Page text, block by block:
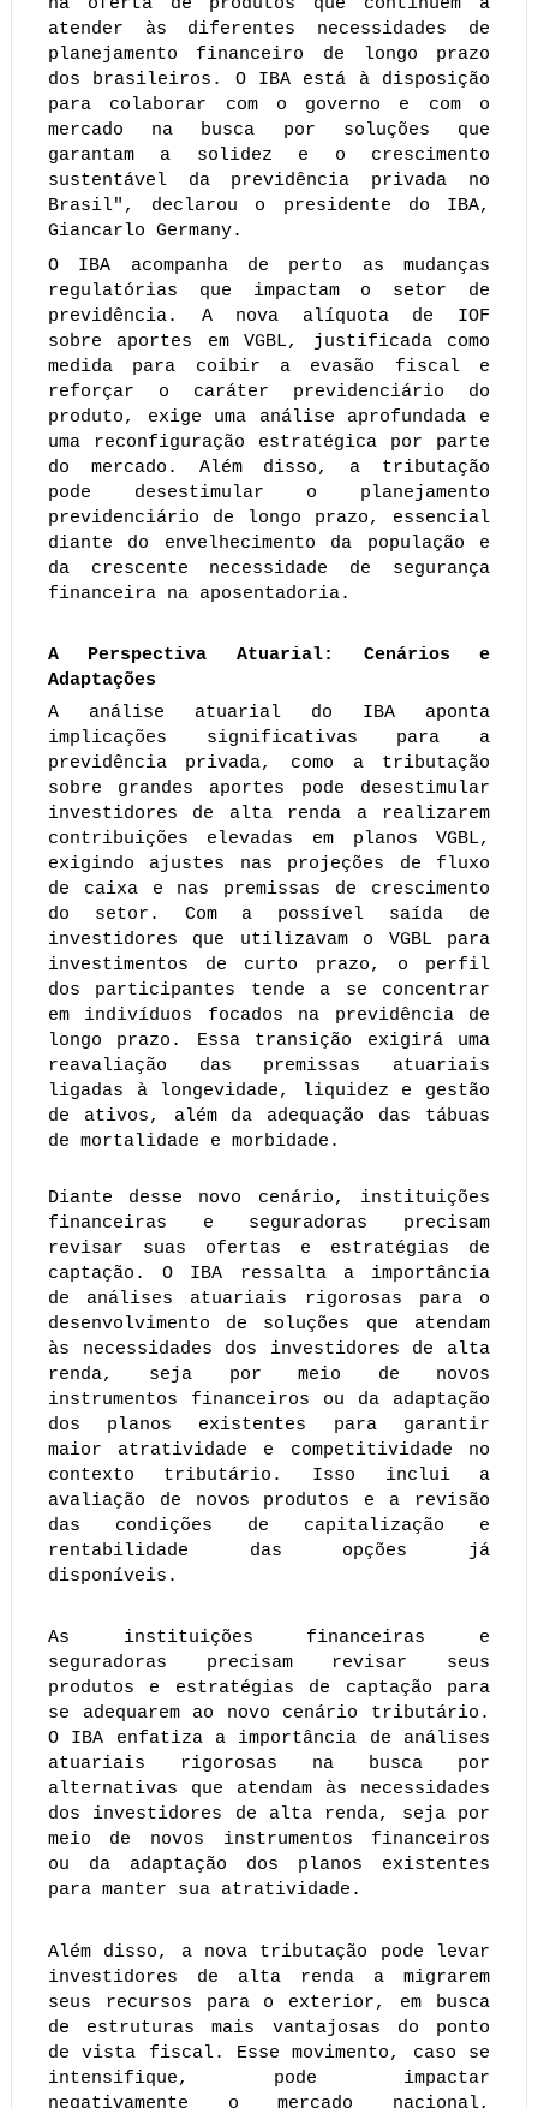
na oferta de produtos que continuem a
atender às diferentes necessidades de
planejamento financeiro de longo prazo
dos brasileiros. O IBA está à disposição
para colaborar com o governo e com o
mercado na busca por soluções que
garantam a solidez e o crescimento
sustentável da previdência privada no
Brasil", declarou o presidente do IBA,
Giancarlo Germany.
O IBA acompanha de perto as mudanças
regulatórias que impactam o setor de
previdência. A nova alíquota de IOF
sobre aportes em VGBL, justificada como
medida para coibir a evasão fiscal e
reforçar o caráter previdenciário do
produto, exige uma análise aprofundada e
uma reconfiguração estratégica por parte
do mercado. Além disso, a tributação
pode desestimular o planejamento
previdenciário de longo prazo, essencial
diante do envelhecimento da população e
da crescente necessidade de segurança
financeira na aposentadoria.
A Perspectiva Atuarial: Cenários e
Adaptações
A análise atuarial do IBA aponta
implicações significativas para a
previdência privada, como a tributação
sobre grandes aportes pode desestimular
investidores de alta renda a realizarem
contribuições elevadas em planos VGBL,
exigindo ajustes nas projeções de fluxo
de caixa e nas premissas de crescimento
do setor. Com a possível saída de
investidores que utilizavam o VGBL para
investimentos de curto prazo, o perfil
dos participantes tende a se concentrar
em indivíduos focados na previdência de
longo prazo. Essa transição exigirá uma
reavaliação das premissas atuariais
ligadas à longevidade, liquidez e gestão
de ativos, além da adequação das tábuas
de mortalidade e morbidade.
Diante desse novo cenário, instituições
financeiras e seguradoras precisam
revisar suas ofertas e estratégias de
captação. O IBA ressalta a importância
de análises atuariais rigorosas para o
desenvolvimento de soluções que atendam
às necessidades dos investidores de alta
renda, seja por meio de novos
instrumentos financeiros ou da adaptação
dos planos existentes para garantir
maior atratividade e competitividade no
contexto tributário. Isso inclui a
avaliação de novos produtos e a revisão
das condições de capitalização e
rentabilidade das opções já
disponíveis.
As instituições financeiras e
seguradoras precisam revisar seus
produtos e estratégias de captação para
se adequarem ao novo cenário tributário.
O IBA enfatiza a importância de análises
atuariais rigorosas na busca por
alternativas que atendam às necessidades
dos investidores de alta renda, seja por
meio de novos instrumentos financeiros
ou da adaptação dos planos existentes
para manter sua atratividade.
Além disso, a nova tributação pode levar
investidores de alta renda a migrarem
seus recursos para o exterior, em busca
de estruturas mais vantajosas do ponto
de vista fiscal. Esse movimento, caso se
intensifique, pode impactar
negativamente o mercado nacional,